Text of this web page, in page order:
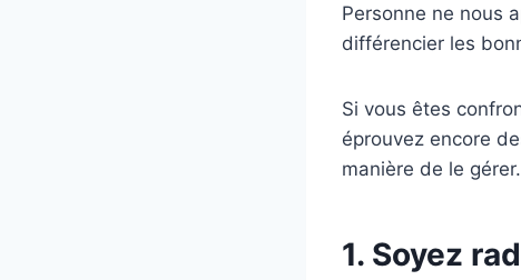
Personne ne nous
différencier les
Si vous êtes
éprouvez encore
manière de le gérer.
1. Soyez